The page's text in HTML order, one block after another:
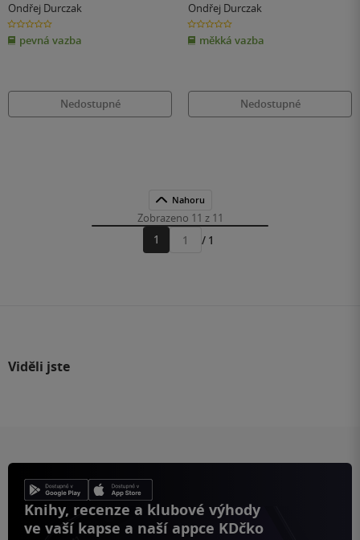
Ondřej Durczak
0.0
z
5
hvězdiček
pevná vazba
Nedostupné
Ondřej Durczak
0.0
z
5
hvězdiček
měkká vazba
Nedostupné
Nahoru
Zobrazeno 11 z 11
1
Přejít
/ 1
Viděli jste
Knihy, recenze a klubové výhody
ve vaší kapse a naší appce KDčko